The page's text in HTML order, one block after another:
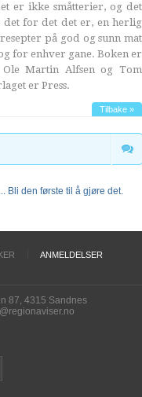
er ikke småtterier, og det
for det det er, en herlig
på god og sunn mat
for enhver gane. Boken er
Martin Alfsen og Tom
er Press.
Tilbake »
Bli den første til å gjøre det.
ANMELDELSER
87, 4315 Sandnes